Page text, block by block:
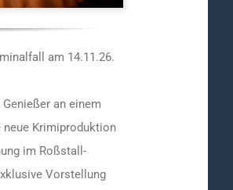
am 14.11.26.
an einem
neue Krimiproduktion
im Roßstall-
Vorstellung